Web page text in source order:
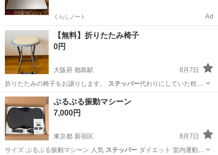
くらしノート Ad
【無料】折りたたみ椅子
0円
大阪府 都島駅
8月7日
折りたたみの椅子をお譲りします。
ステッパー代わりにしていた程度
で、歪みや軋みな…
大阪 大阪市 椅子
ぶるぶる振動マシーン
7,000円
東京都 新宿区
8月7日
サイズ ぶるぶる振動マシーン 人気 ステッパーダイエット 室内運動器